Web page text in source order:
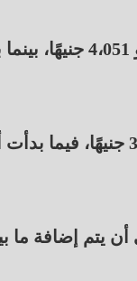
وفي قطاع الأسمنت، سجل
وتراوح سعر طن أسمنت السويس وحلوان